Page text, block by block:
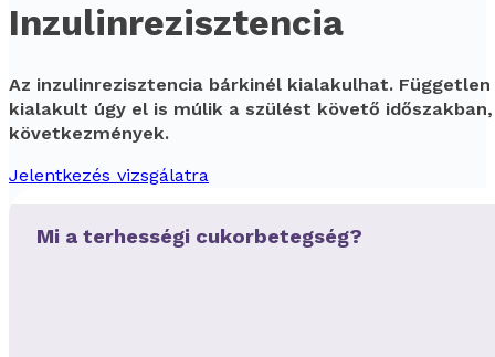
Inzulinrezisztencia
Az inzulinrezisztencia bárkinél kialakulhat.
kialakult úgy el is múlik a szülést követő
következmények.
Jelentkezés vizsgálatra
Mi a terhességi cukorbetegség?